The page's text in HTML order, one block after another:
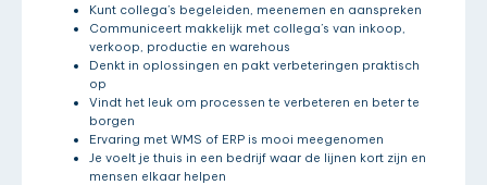
Kunt collega’s begeleiden, meenemen en aanspreken
Communiceert makkelijk met collega’s van inkoop,
verkoop, productie en warehous
Denkt in oplossingen en pakt verbeteringen praktisch
op
Vindt het leuk om processen te verbeteren en beter te
borgen
Ervaring met WMS of ERP is mooi meegenomen
Je voelt je thuis in een bedrijf waar de lijnen kort zijn en
mensen elkaar helpen